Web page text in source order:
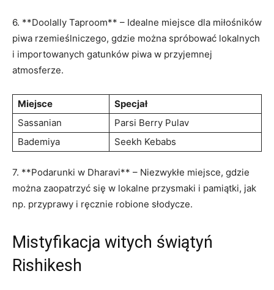
6. **Doolally Taproom** – Idealne miejsce dla miłośników
piwa rzemieślniczego, gdzie można spróbować lokalnych
i importowanych gatunków piwa w przyjemnej
atmosferze.
Miejsce
Specjał
Sassanian
Parsi Berry Pulav
Bademiya
Seekh Kebabs
7. **Podarunki w Dharavi** – Niezwykłe miejsce, gdzie
można zaopatrzyć się w lokalne przysmaki i pamiątki, jak⁣
np. przyprawy i ręcznie robione słodycze.
Mistyfikacja witych świątyń
Rishikesh